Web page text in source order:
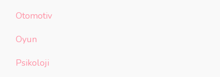
Otomotiv
Oyun
Psikoloji